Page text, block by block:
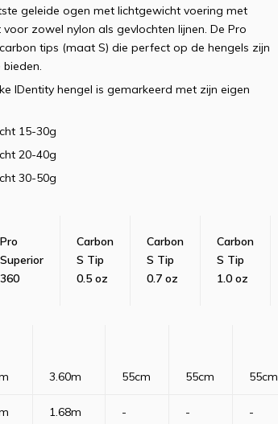
geleide ogen met lichtgewicht voering met
zowel nylon als gevlochten lijnen. De Pro
tips (maat S) die perfect op de hengels zijn
IDentity hengel is gemarkeerd met zijn eigen
15-30g
20-40g
30-50g
Pro
Superior
360
Carbon
S Tip
0.5 oz
Carbon
S Tip
0.7 oz
Carbon
S Tip
1.0 oz
3.60m 55cm 55cm 55cm
1.68m - - -